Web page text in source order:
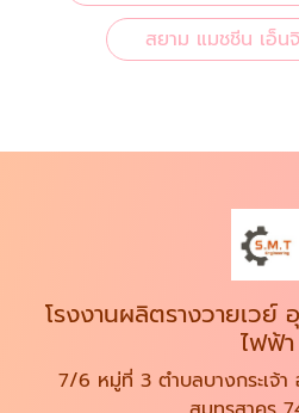
สยาม แมชชีน เอ็น
โรงงานผลิตรางวายเวย์
ไฟฟ้า
7/6 หมู่ที่ 3 ตำบลบางกระเจ้า